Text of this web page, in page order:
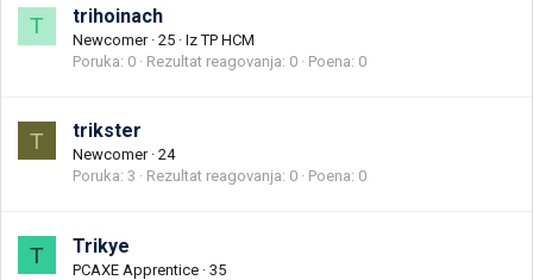
T trihoinach
Newcomer · 25 · IzTP HCM
Poruka 0 Rezultat reagovanja 0 Poena 0
T trikster
Newcomer · 24
Poruka 3 Rezultat reagovanja 0 Poena 0
T Trikye
PCAXE Apprentice · 35